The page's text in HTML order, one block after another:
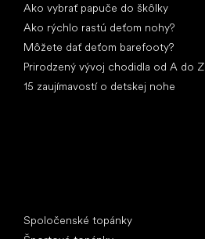
Ako vybrať papuče do škôlky
Ako rýchlo rastú deťom nohy?
Môžete dať deťom barefooty?
Prirodzený vývoj chodidla od A do Z
15 zaujímavostí o detskej nohe
Spoločenské topánky